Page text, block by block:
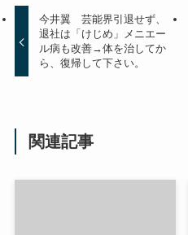
今井翼 芸能界引退せず、
退社は「けじめ」メニエー
ル病も改善→体を治してか
ら、復帰して下さい。
関連記事